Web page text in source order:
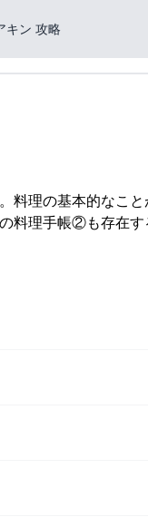
キン 攻略
理の基本的なこ
料理手帳②も存在